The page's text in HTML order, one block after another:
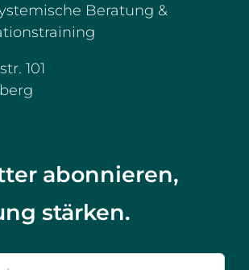
Beratung &
101
abonnieren,
stärken.